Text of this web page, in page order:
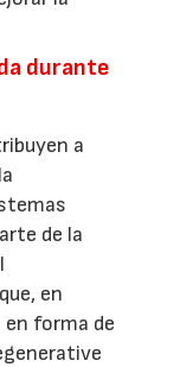
durante
a
de la
en
en forma de